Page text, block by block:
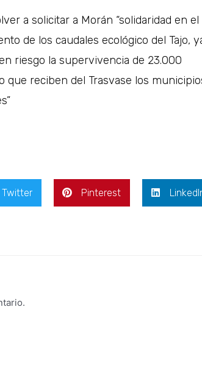
a solicitar a Morán “solidaridad en el
de los caudales ecológico del Tajo,
riesgo la supervivencia de 23.000
reciben del Trasvase los
Twitter Pinterest